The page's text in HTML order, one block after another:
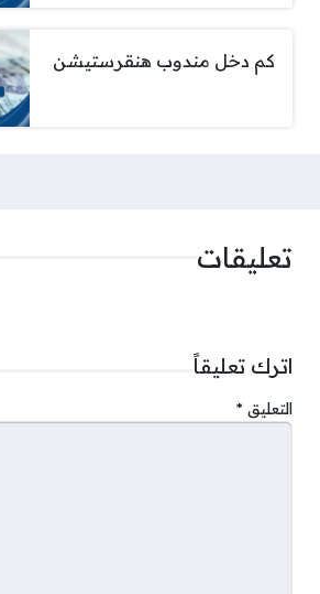
كم دخل مندوب هنقرستيشن
تعليقات
اترك تعليقاً
التعليق *